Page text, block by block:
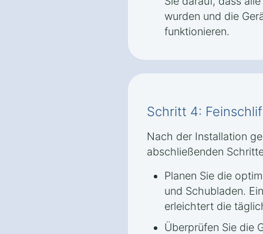
wurden und die
funktionieren.
Schritt 4:
Nach der Installation
abschließenden
Planen Sie die
und Schubladen.
erleichtert die
Überprüfen Sie die